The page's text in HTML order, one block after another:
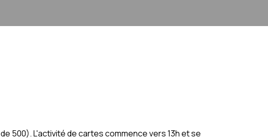
500). L'activité de cartes commence vers 13h et se